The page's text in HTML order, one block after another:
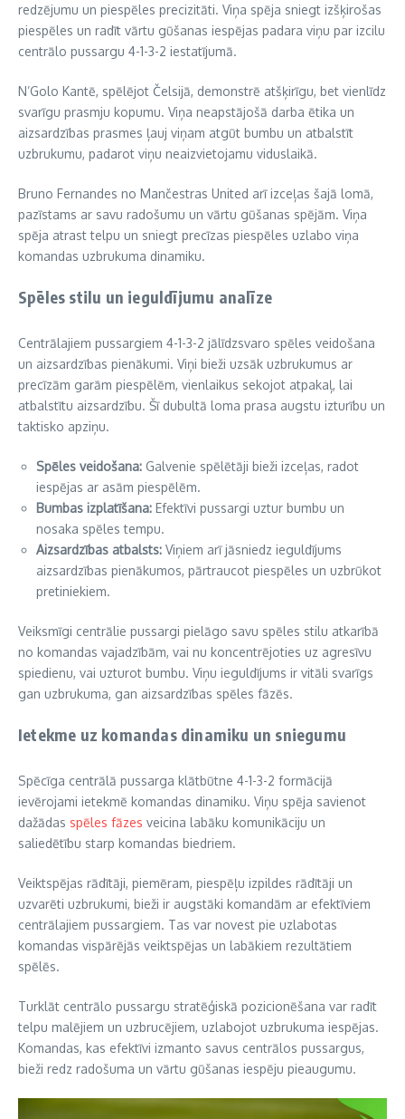
redzējumu un piespēles precizitāti. Viņa spēja sniegt izšķirošas
piespēles un radīt vārtu gūšanas iespējas padara viņu par izcilu
centrālo pussargu 4-1-3-2 iestatījumā.
N’Golo Kantē, spēlējot Čelsijā, demonstrē atšķirīgu, bet vienlīdz
svarīgu prasmju kopumu. Viņa neapstājošā darba ētika un
aizsardzības prasmes ļauj viņam atgūt bumbu un atbalstīt
uzbrukumu, padarot viņu neaizvietojamu viduslaikā.
Bruno Fernandes no Mančestras United arī izceļas šajā lomā,
pazīstams ar savu radošumu un vārtu gūšanas spējām. Viņa
spēja atrast telpu un sniegt precīzas piespēles uzlabo viņa
komandas uzbrukuma dinamiku.
Spēles stilu un ieguldījumu analīze
Centrālajiem pussargiem 4-1-3-2 jālīdzsvaro spēles veidošana
un aizsardzības pienākumi. Viņi bieži uzsāk uzbrukumus ar
precīzām garām piespēlēm, vienlaikus sekojot atpakaļ, lai
atbalstītu aizsardzību. Šī dubultā loma prasa augstu izturību un
taktisko apziņu.
Spēles veidošana: Galvenie spēlētāji bieži izceļas, radot
iespējas ar asām piespēlēm.
Bumbas izplatīšana: Efektīvi pussargi uztur bumbu un
nosaka spēles tempu.
Aizsardzības atbalsts: Viņiem arī jāsniedz ieguldījums
aizsardzības pienākumos, pārtraucot piespēles un uzbrūkot
pretiniekiem.
Veiksmīgi centrālie pussargi pielāgo savu spēles stilu atkarībā
no komandas vajadzībām, vai nu koncentrējoties uz agresīvu
spiedienu, vai uzturot bumbu. Viņu ieguldījums ir vitāli svarīgs
gan uzbrukuma, gan aizsardzības spēles fāzēs.
Ietekme uz komandas dinamiku un sniegumu
Spēcīga centrālā pussarga klātbūtne 4-1-3-2 formācijā
ievērojami ietekmē komandas dinamiku. Viņu spēja savienot
dažādas spēles fāzes veicina labāku komunikāciju un
saliedētību starp komandas biedriem.
Veiktspējas rādītāji, piemēram, piespēļu izpildes rādītāji un
uzvarēti uzbrukumi, bieži ir augstāki komandām ar efektīviem
centrālajiem pussargiem. Tas var novest pie uzlabotas
komandas vispārējās veiktspējas un labākiem rezultātiem
spēlēs.
Turklāt centrālo pussargu stratēģiskā pozicionēšana var radīt
telpu malējiem un uzbrucējiem, uzlabojot uzbrukuma iespējas.
Komandas, kas efektīvi izmanto savus centrālos pussargus,
bieži redz radošuma un vārtu gūšanas iespēju pieaugumu.